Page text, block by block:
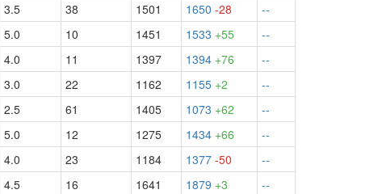
3.5 38 1501 1650 -28
--
5.0 10 1451 1533 +55
--
4.0 11 1397 1394 +76
--
3.0 22 1162 1155 +2
--
2.5 61 1405 1073 +62
--
5.0 12 1275 1434 +66
--
4.0 23 1184 1377 -50
--
4.5 16 1641 1879 +3
--